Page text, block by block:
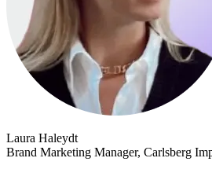
Laura Haleydt
Brand Marketing Manager, Carlsberg